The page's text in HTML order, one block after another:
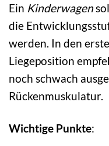
Ein Kinderwagen
die
werden. In den
Liegeposition
noch schwach
Rückenmuskulatur.
Wichtige Punkte: